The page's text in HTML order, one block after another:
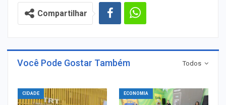
Compartilhar
Todos
Você Pode Gostar Também
CIDADE ECONOMIA